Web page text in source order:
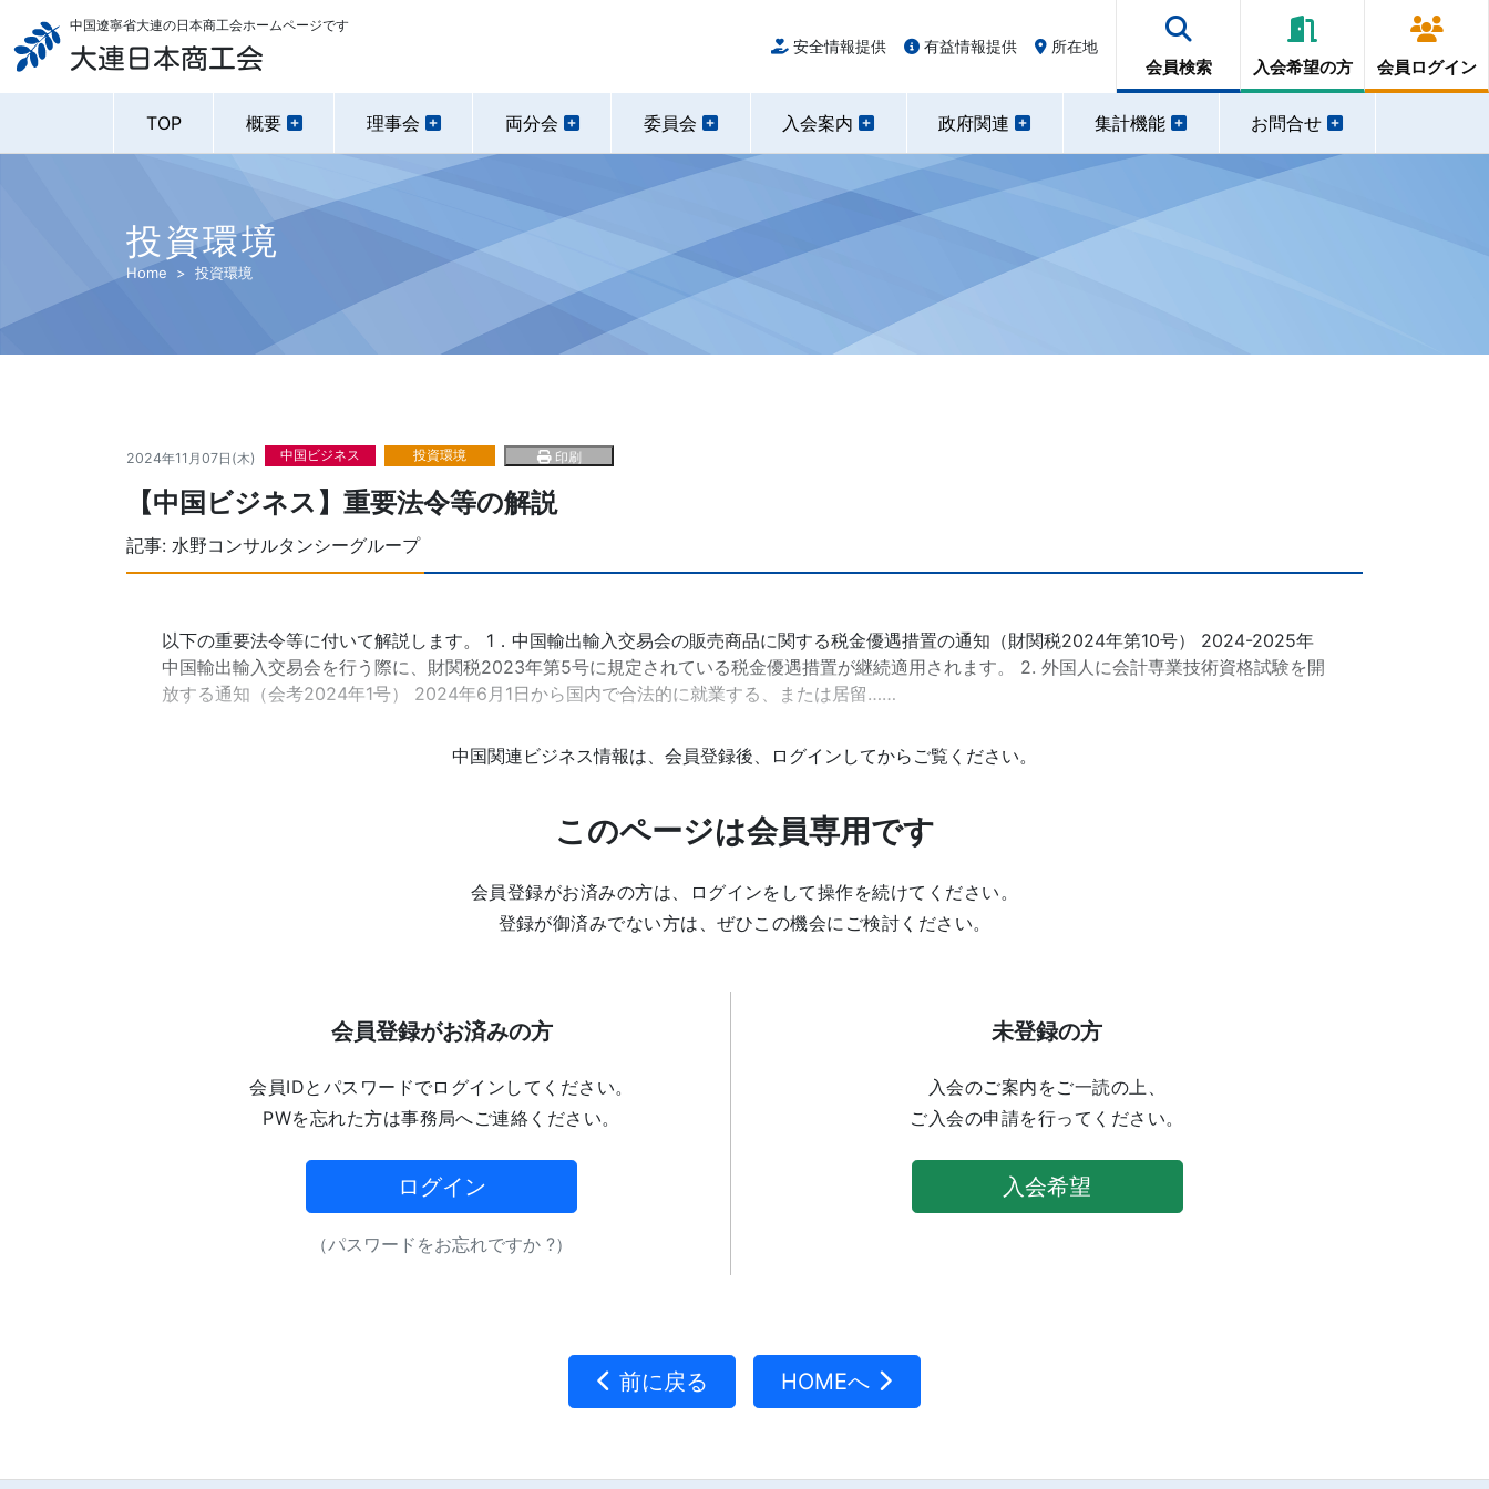
大連日本商工会
中国遼寧省大連の日本商工会ホームページです
安全情報提供 有益情報提供 所在地
会員検索 入会希望の方 会員ログイン
TOP 概要 理事会 両分会 委員会 入会案内 政府関連 集計機能 お問合せ
投資環境
Home 投資環境
2024年11月07日(木) 中国ビジネス 投資環境 印刷
【中国ビジネス】重要法令等の解説
記事: 水野コンサルタンシーグループ
以下の重要法令等に付いて解説します。 1．中国輸出輸入交易会の販売商品に関する税金優遇措置の通知（財関税2024年第10号） 2024-2025年
中国輸出輸入交易会を行う際に、財関税2023年第5号に規定されている税金優遇措置が継続適用されます。 2. 外国人に会計専業技術資格試験を開
放する通知（会考2024年1号） 2024年6月1日から国内で合法的に就業する、または居留……
中国関連ビジネス情報は、会員登録後、ログインしてからご覧ください。
このページは会員専用です
会員登録がお済みの方は、ログインをして操作を続けてください。
登録が御済みでない方は、ぜひこの機会にご検討ください。
会員登録がお済みの方
会員IDとパスワードでログインしてください。
PWを忘れた方は事務局へご連絡ください。
ログイン
（パスワードをお忘れですか ?）
未登録の方
入会のご案内をご一読の上、
ご入会の申請を行ってください。
入会希望
前に戻る HOMEへ